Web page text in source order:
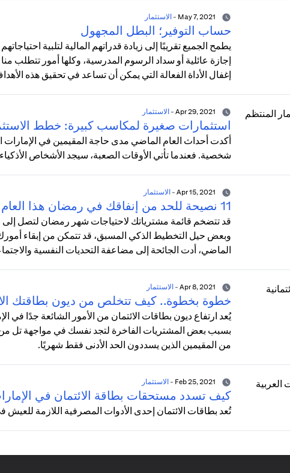
-الاستثمار
حساب التوفير؛ البطل المجهول
يطمح الجميع تقريبًا إلى زيادة قدراتهم المالية لتلبية
إجازة عائلية أو سداد الرسوم المدرسية، وكلها أمور تتطلب
إغفال الأداة الفعالة التي يمكن أن تساعد في تحقيق هذه
-الاستثمار
استثمارات صغيرة لمكاسب كبيرة: خطط
أكدت أحداث العام الماضي مدى حاجة المقيمين في الإمارات
شخصية. فعندما تأتي الأوقات الصعبة، سيجد الأشخاص
-الاستثمار
11 نصيحة للحد من إنفاقك في رمضان هذا العام
قد تتضخم قائمة مشترياتك لاحتياجات شهر رمضان لتصل إلى
وبعض حيل التخطيط الذكي المسبق، قد تتمكن من إبقاء
الماضي، أدت الجائحة إلى مضاعفة التحديات النفسية
-الاستثمار
خطوة بخطوة.. كيف تتخلص من ديون بطاقتك
يُعد ارتفاع ديون بطاقات الائتمان من الأمور الشائعة جدًا في
بسبب بعض المشتريات الفاخرة لتجد نفسك في مواجهة تل من
من المقيمين الذين يسددون الحد الأدنى فقط شهريًا.
-الاستثمار
كيف تسدد مستحقات بطاقة الائتمان في
تُعد بطاقات الائتمان إحدى الأدوات المصرفية اللازمة